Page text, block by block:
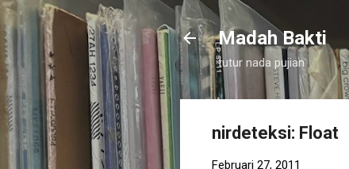
Madah Bakti
tutur nada pujian
nirdeteksi: Float
Februari 27, 2011